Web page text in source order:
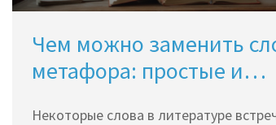
Чем можно заменить
метафора: простые и
Некоторые слова в литературе